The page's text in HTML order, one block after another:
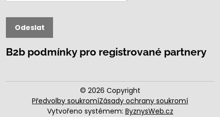
Odeslat
B2b podmínky pro registrované partnery
© 2026 Copyright
Předvolby soukromíZásady ochrany soukromí
Vytvořeno systémem: ByznysWeb.cz